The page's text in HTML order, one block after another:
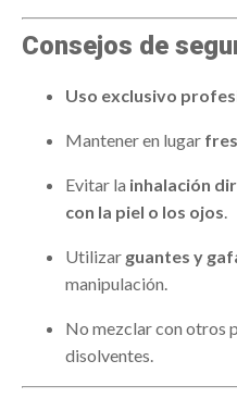
Consejos de
Uso exclusivo
Mantener en lugar
Evitar la inhalación
con la piel o los ojos.
Utilizar guantes y
manipulación.
No mezclar con otros
disolventes.